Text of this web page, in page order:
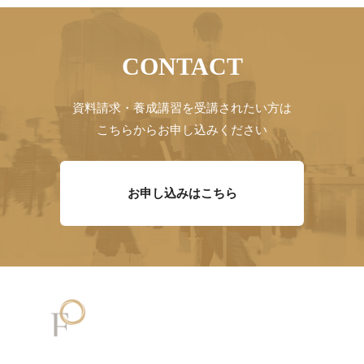
CONTACT
資料請求・養成講習を受講されたい方は
こちらからお申し込みください
お申し込みはこちら